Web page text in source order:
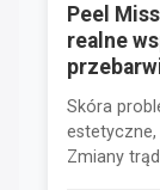
Peel
realne
Skóra
Zmiany